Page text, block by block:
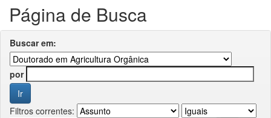
Página de Busca
Buscar em:
por
Filtros correntes: